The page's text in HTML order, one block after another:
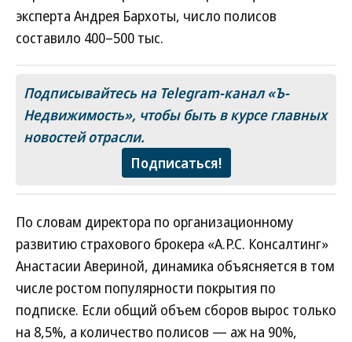
эксперта Андрея Бархоты, число полисов
составило 400–500 тыс.
Подписывайтесь на Telegram-канал «Ъ-
Недвижимость», чтобы быть в курсе главных
новостей отрасли.
Подписаться!
По словам директора по организационному
развитию страхового брокера «А.Р.С. Консалтинг»
Анастасии Авериной, динамика объясняется в том
числе ростом популярности покрытия по
подписке. Если общий объем сборов вырос только
на 8,5%, а количество полисов — аж на 90%,